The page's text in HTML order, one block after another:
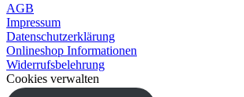
AGB
Impressum
Datenschutzerklärung
Onlineshop Informationen
Widerrufsbelehrung
Cookies verwalten